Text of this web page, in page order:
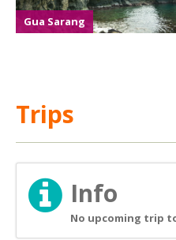
Gua Sarang
Trips
Info
No upcoming trip